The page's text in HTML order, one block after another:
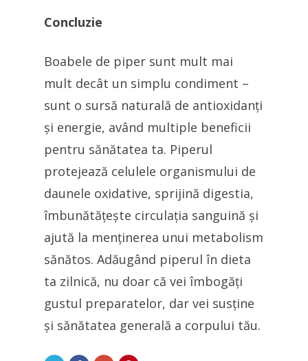
Concluzie
Boabele de piper sunt mult mai
mult decât un simplu condiment –
sunt o sursă naturală de antioxidanți
și energie, având multiple beneficii
pentru sănătatea ta. Piperul
protejează celulele organismului de
daunele oxidative, sprijină digestia,
îmbunătățește circulația sanguină și
ajută la menținerea unui metabolism
sănătos. Adăugând piperul în dieta
ta zilnică, nu doar că vei îmbogăți
gustul preparatelor, dar vei susține
și sănătatea generală a corpului tău.